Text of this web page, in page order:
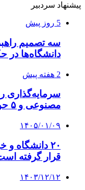
پیشنهاد سردبیر
5 روز پیش
سه تصمیم
دانشگاه‌ها در
2 هفته پیش
سرمایه‌گذاری
مصنوعی و ۵ حوزه راهبردی کشور
۱۴۰۵/۰۱/۰۹
۲۰ دانشگاه
قرار گرفته
۱۴۰۳/۱۲/۱۲